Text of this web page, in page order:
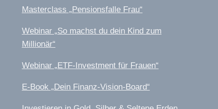
Masterclass „Pensionsfalle Frau“
Webinar „So machst du dein Kind zum
Millionär“
Webinar „ETF-Investment für Frauen“
E-Book „Dein Finanz-Vision-Board“